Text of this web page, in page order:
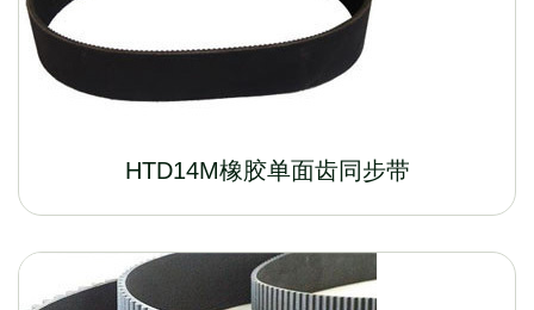
HTD14M橡胶单面齿同步带